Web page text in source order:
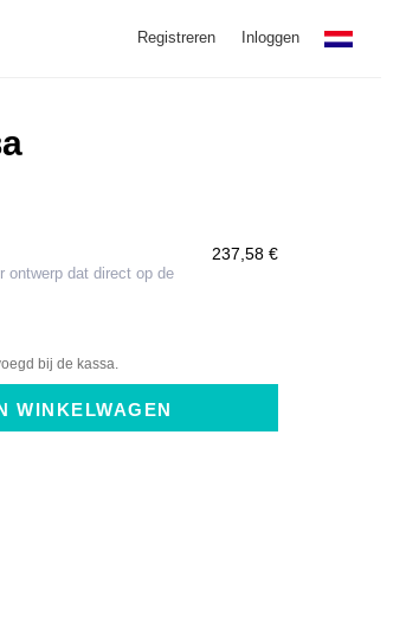
Registreren Inloggen
ontwerp dat direct op de
237,58 €
bij de kassa.